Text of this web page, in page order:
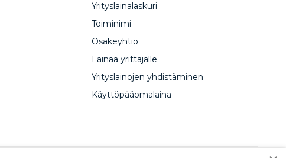
Yrityslainalaskuri
Toiminimi
Osakeyhtiö
Lainaa yrittäjälle
Yrityslainojen yhdistäminen
Käyttöpääomalaina